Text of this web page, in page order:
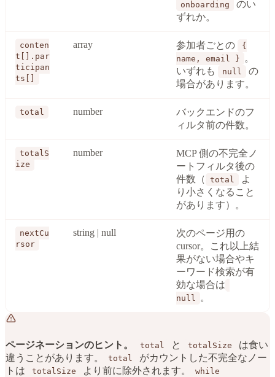
onboarding
のい
ずれか。
conten
t[].par
ticipan
ts[]
array 参加者ごとの
{
name, email }
。
いずれも
null
の
場合があります。
total number
バックエンドのフ
ィルタ前の件数。
totalS
ize
number
MCP 側の不完全ノ
ートフィルタ後の
件数（ total
よ
り小さくなること
があります）。
nextCu
rsor
string | null
次のページ用の
cursor。これ以上結
果がない場合やキ
ーワード検索が有
効な場合は
null 。
ページネーションのヒント。 total と totalSize
は食い
違うことがあります。
total
がカウントした不完全なノー
トは
totalSize より前に除外されます。
while